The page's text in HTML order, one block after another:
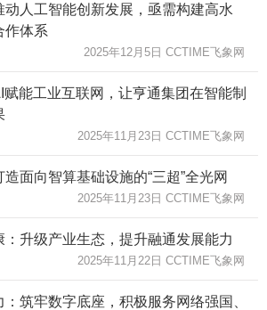
动人工智能创新发展，亟需构建高水
作体系
2025年12月5日 CCTIME飞象网
能工业互联网，让亨通集团在智能制
2025年11月23日 CCTIME飞象网
面向智算基础设施的“三超”全光网
2025年11月23日 CCTIME飞象网
升级产业生态，提升融通发展能力
2025年11月22日 CCTIME飞象网
筑牢数字底座，积极服务网络强国、